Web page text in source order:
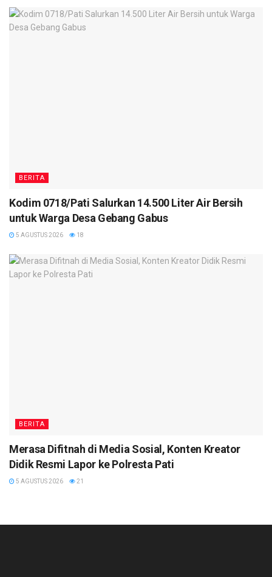
BERITA
Kodim 0718/Pati Salurkan 14.500 Liter Air Bersih
untuk Warga Desa Gebang Gabus
5 AGUSTUS 2026 18
BERITA
Merasa Difitnah di Media Sosial, Konten Kreator
Didik Resmi Lapor ke Polresta Pati
5 AGUSTUS 2026 21